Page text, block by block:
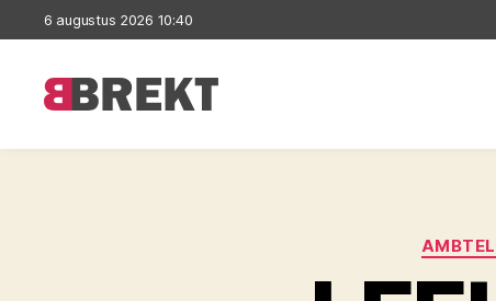
6 augustus 2026 10:40